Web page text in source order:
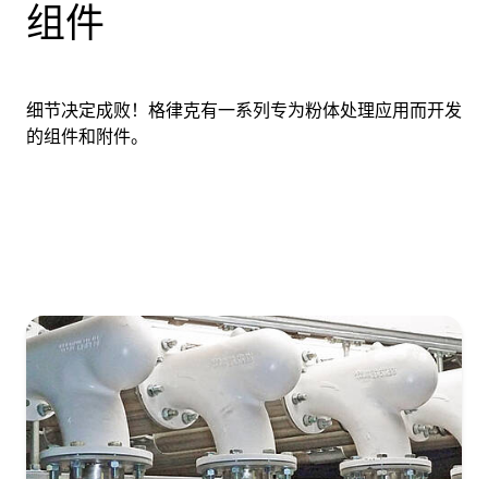
组件
细节决定成败！格律克有一系列专为粉体处理应用而开发
的组件和附件。